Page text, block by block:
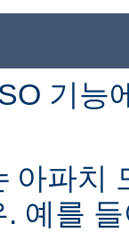
기능
아파치
. 예를